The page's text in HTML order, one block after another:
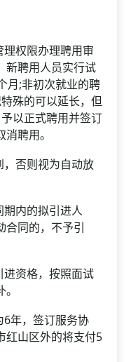
权限办理聘用审
新聘用人员实行试
月;非初次就业的聘
殊的可以延长，但
以正式聘用并签订
聘用。
否则视为自动放
内的拟引进人
合同的，不予引
资格，按照面试
，签订服务协
红山区外的将支付5